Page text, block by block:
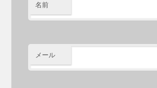
名前
メール